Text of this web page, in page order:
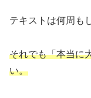
テキストは何周も
それでも「本当に
い。